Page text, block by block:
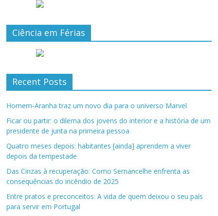
Ciência em Férias
Recent Posts
Homem-Aranha traz um novo dia para o universo Marvel
Ficar ou partir: o dilema dos jovens do interior e a história de um
presidente de junta na primeira pessoa
Quatro meses depois: habitantes [ainda] aprendem a viver
depois da tempestade
Das Cinzas à recuperação: Como Sernancelhe enfrenta as
consequências do incêndio de 2025
Entre pratos e preconceitos: A vida de quem deixou o seu país
para servir em Portugal